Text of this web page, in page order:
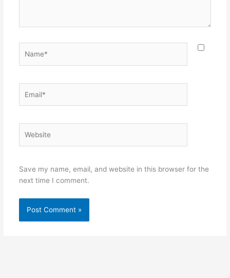
Save my name, email, and website in this browser for the
next time I comment.